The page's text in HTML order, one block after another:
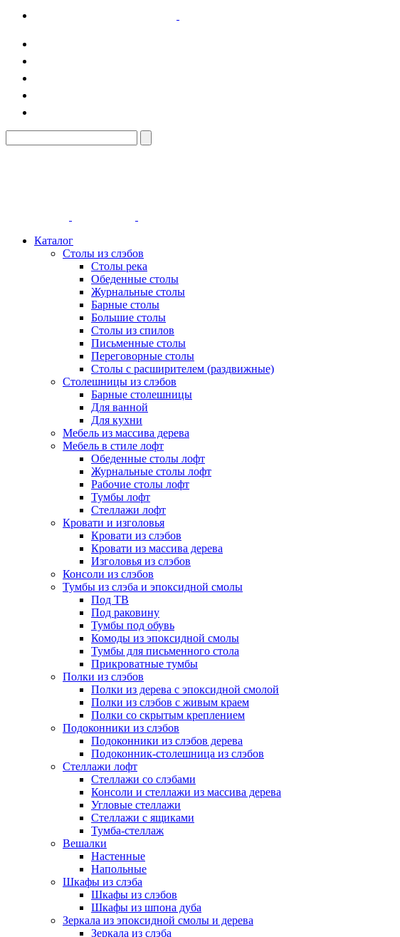
Каталог
Столы из слэбов
Столы река
Обеденные столы
Журнальные столы
Барные столы
Большие столы
Столы из спилов
Письменные столы
Переговорные столы
Столы с расширителем (раздвижные)
Столешницы из слэбов
Барные столешницы
Для ванной
Для кухни
Мебель из массива дерева
Мебель в стиле лофт
Обеденные столы лофт
Журнальные столы лофт
Рабочие столы лофт
Тумбы лофт
Стеллажи лофт
Кровати и изголовья
Кровати из слэбов
Кровати из массива дерева
Изголовья из слэбов
Консоли из слэбов
Тумбы из слэба и эпоксидной смолы
Под ТВ
Под раковину
Тумбы под обувь
Комоды из эпоксидной смолы
Тумбы для письменного стола
Прикроватные тумбы
Полки из слэбов
Полки из дерева с эпоксидной смолой
Полки из слэбов с живым краем
Полки со скрытым креплением
Подоконники из слэбов
Подоконники из слэбов дерева
Подоконник-столешница из слэбов
Стеллажи лофт
Стеллажи со слэбами
Консоли и стеллажи из массива дерева
Угловые стеллажи
Стеллажи с ящиками
Тумба-стеллаж
Вешалки
Настенные
Напольные
Шкафы из слэба
Шкафы из слэбов
Шкафы из шпона дуба
Зеркала из эпоксидной смолы и дерева
Зеркала из слэба